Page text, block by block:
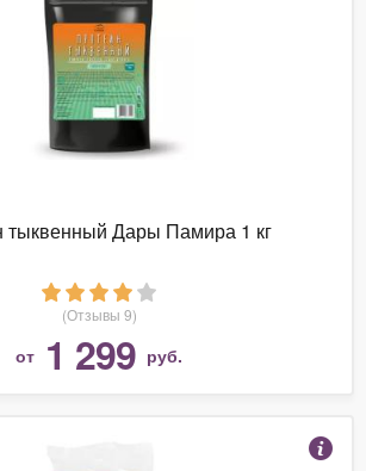
тыквенный Дары Памира 1 кг
(Отзывы 9)
от 1 299 руб.